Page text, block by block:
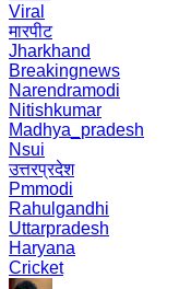
Viral
मारपीट
Jharkhand
Breakingnews
Narendramodi
Nitishkumar
Madhya_pradesh
Nsui
उत्तरप्रदेश
Pmmodi
Rahulgandhi
Uttarpradesh
Haryana
Cricket